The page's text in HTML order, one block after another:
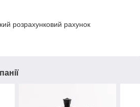
розрахунковий рахунок